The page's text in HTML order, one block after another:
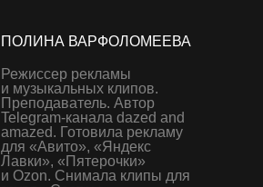
ПОЛИНА ВАРФОЛОМЕЕВА
Режиссер рекламы
и музыкальных клипов.
Преподаватель. Автор
Telegram-канала dazed and
amazed. Готовила рекламу
для «Авито», «Яндекс
Лавки», «Пятерочки»
и Ozon. Снимала клипы для